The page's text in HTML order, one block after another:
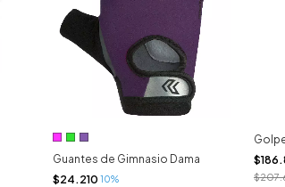
Guantes de Gimnasio Dama
$24.210 10%